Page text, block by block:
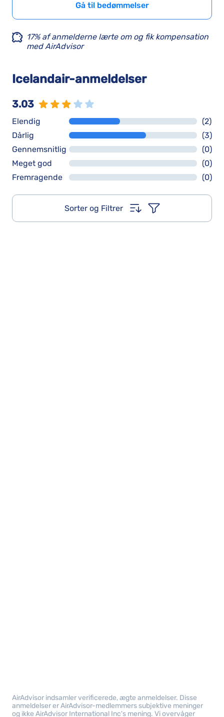
Gå til bedømmelser
17% af anmelderne lærte om og fik kompensation
med AirAdvisor
Icelandair-anmeldelser
3.03
Elendig
(2)
Dårlig
(3)
Gennemsnitlig
(0)
Meget god
(0)
Fremragende
(0)
Sorter og Filtrer
AirAdvisor indsamler verificerede, ægte anmeldelser. Disse
anmeldelser er AirAdvisor-medlemmers subjektive meninger
og ikke AirAdvisor International Inc's mening. Vi overvåger